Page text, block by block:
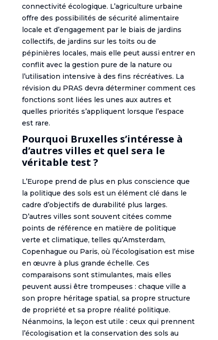
connectivité écologique. L’agriculture urbaine
offre des possibilités de sécurité alimentaire
locale et d’engagement par le biais de jardins
collectifs, de jardins sur les toits ou de
pépinières locales, mais elle peut aussi entrer en
conflit avec la gestion pure de la nature ou
l’utilisation intensive à des fins récréatives. La
révision du PRAS devra déterminer comment ces
fonctions sont liées les unes aux autres et
quelles priorités s’appliquent lorsque l’espace
est rare.
Pourquoi Bruxelles s’intéresse à
d’autres villes et quel sera le
véritable test ?
L’Europe prend de plus en plus conscience que
la politique des sols est un élément clé dans le
cadre d’objectifs de durabilité plus larges.
D’autres villes sont souvent citées comme
points de référence en matière de politique
verte et climatique, telles qu’Amsterdam,
Copenhague ou Paris, où l’écologisation est mise
en œuvre à plus grande échelle. Ces
comparaisons sont stimulantes, mais elles
peuvent aussi être trompeuses : chaque ville a
son propre héritage spatial, sa propre structure
de propriété et sa propre réalité politique.
Néanmoins, la leçon est utile : ceux qui prennent
l’écologisation et la conservation des sols au